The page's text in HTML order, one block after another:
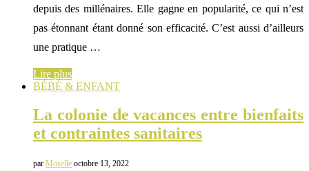
depuis des millénaires. Elle gagne en popularité, ce qui n’est
pas étonnant étant donné son efficacité. C’est aussi d’ailleurs
une pratique …
Lire plus
BÉBÉ & ENFANT
La colonie de vacances entre bienfaits
et contraintes sanitaires
par Moselle octobre 13, 2022